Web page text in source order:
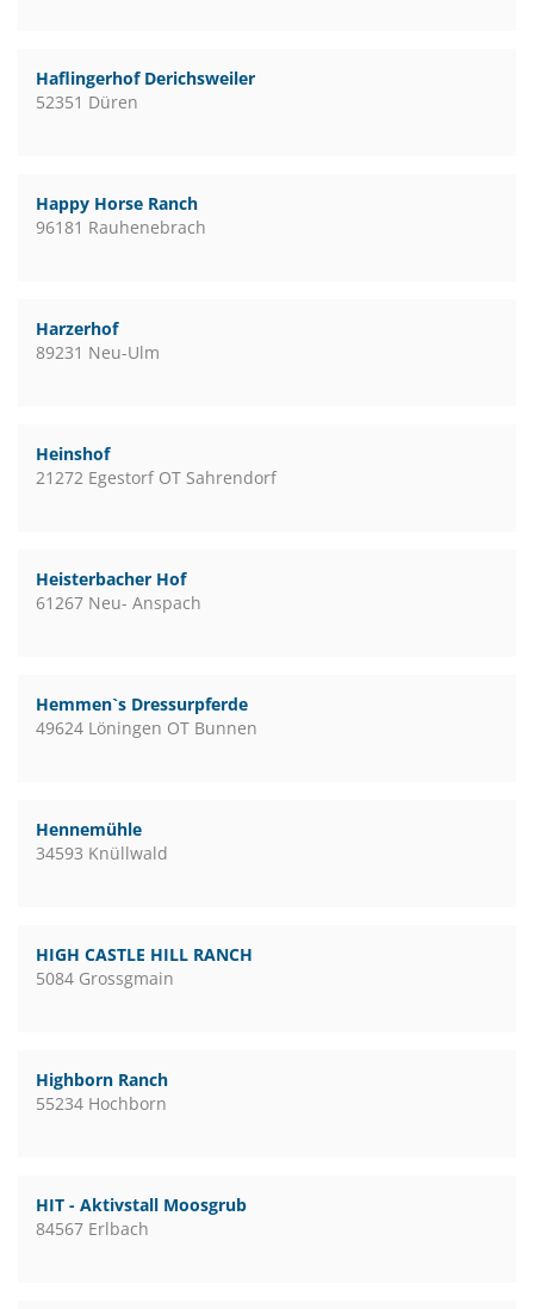
Haflingerhof Derichsweiler
52351 Düren
Happy Horse Ranch
96181 Rauhenebrach
Harzerhof
89231 Neu-Ulm
Heinshof
21272 Egestorf OT Sahrendorf
Heisterbacher Hof
61267 Neu- Anspach
Hemmen`s Dressurpferde
49624 Löningen OT Bunnen
Hennemühle
34593 Knüllwald
HIGH CASTLE HILL RANCH
5084 Grossgmain
Highborn Ranch
55234 Hochborn
HIT - Aktivstall Moosgrub
84567 Erlbach